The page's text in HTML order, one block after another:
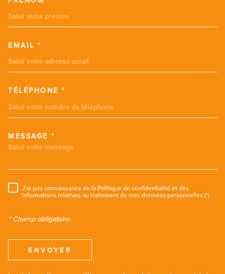
EMAIL *
TRAD_MELTEM_VOREDEMANDE
RÈGLEMENTATION
J'ai pris connaissance de la Politique de confidentialité et des
dans un fichier informatisé par La Boite Immo agissant comme
Sous-traitant du traitement pour la gestion de la